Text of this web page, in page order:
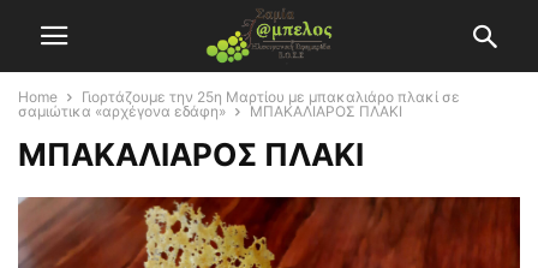
Home
Γιορτάζουμε την 25η Μαρτίου με μπακαλιάρο πλακί σε
σαμιώτικα «αρχέγονα εδάφη»
ΜΠΑΚΑΛΙΑΡΟΣ ΠΛΑΚΙ
ΜΠΑΚΑΛΙΑΡΟΣ ΠΛΑΚΙ